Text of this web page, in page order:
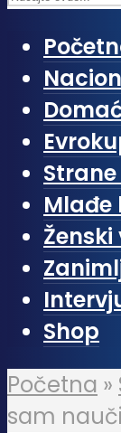
Mlađe
Shop
Početna »
sam